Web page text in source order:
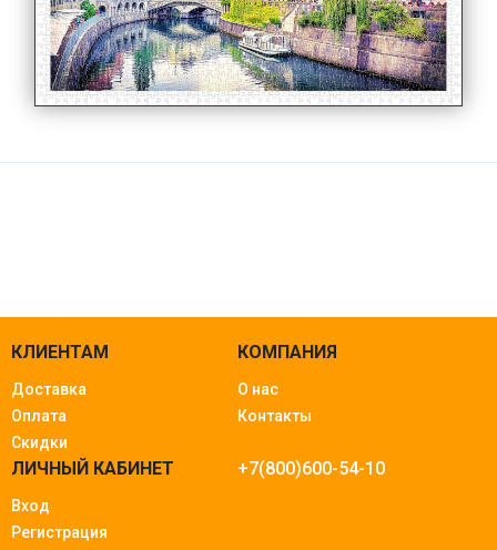
КЛИЕНТАМ
Доставка
Оплата
Скидки
КОМПАНИЯ
О нас
Контакты
ЛИЧНЫЙ КАБИНЕТ
Вход
Регистрация
+7(800)600-54-10